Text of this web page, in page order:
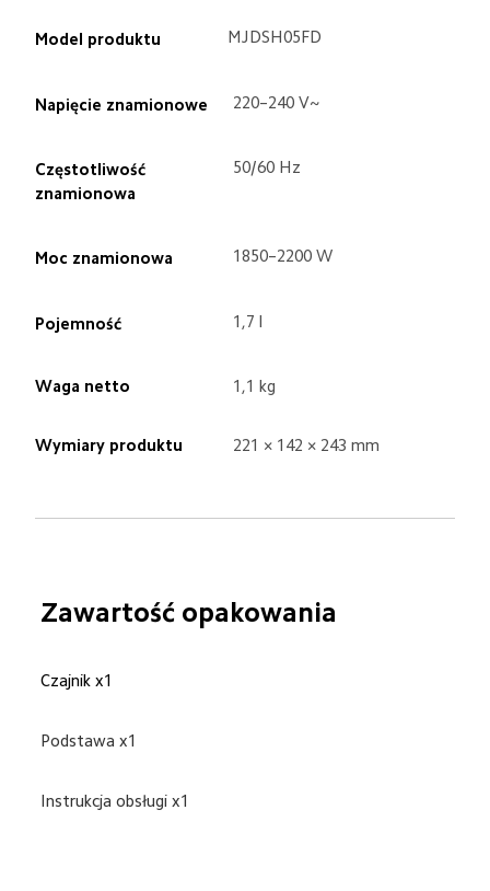
Model produktu MJDSH05FD
Napięcie znamionowe 220–240 V~
Częstotliwość
znamionowa
50/60 Hz
Moc znamionowa 1850–2200 W
Pojemność 1,7 l
Waga netto 1,1 kg
Wymiary produktu 221 × 142 × 243 mm
Zawartość opakowania
Czajnik x1
Podstawa x1
Instrukcja obsługi x1